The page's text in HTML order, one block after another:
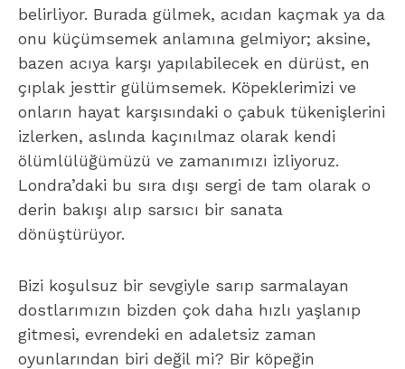
belirliyor. Burada gülmek, acıdan kaçmak ya da
onu küçümsemek anlamına gelmiyor; aksine,
bazen acıya karşı yapılabilecek en dürüst, en
çıplak jesttir gülümsemek. Köpeklerimizi ve
onların hayat karşısındaki o çabuk tükenişlerini
izlerken, aslında kaçınılmaz olarak kendi
ölümlülüğümüzü ve zamanımızı izliyoruz.
Londra’daki bu sıra dışı sergi de tam olarak o
derin bakışı alıp sarsıcı bir sanata
dönüştürüyor.
Bizi koşulsuz bir sevgiyle sarıp sarmalayan
dostlarımızın bizden çok daha hızlı yaşlanıp
gitmesi, evrendeki en adaletsiz zaman
oyunlarından biri değil mi? Bir köpeğin